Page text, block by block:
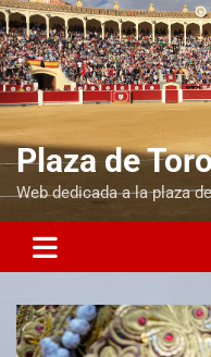
Plaza de
Web dedicada a la plaza